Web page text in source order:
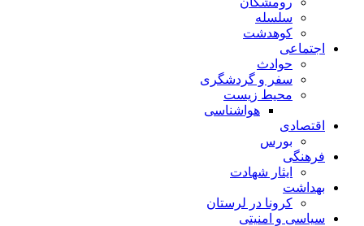
سلسله
کوهدشت
اجتماعی
حوادث
سفر و گردشگری
محیط زیست
هواشناسی
اقتصادی
بورس
فرهنگی
ایثار شهادت
بهداشت
کرونا در لرستان
سیاسی و امنیتی